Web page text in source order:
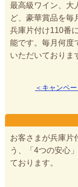
最高級ワイン、大
ど、豪華賞品を毎
兵庫片付け110番
能です。毎月何度
いただいておりま
＜キャンペ
お客さまが兵庫片
う、「4つの安心
ております。